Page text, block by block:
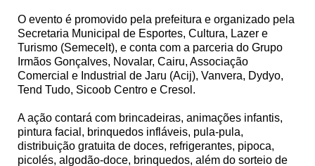
O evento é promovido pela prefeitura e organizado pela
Secretaria Municipal de Esportes, Cultura, Lazer e
Turismo (Semecelt), e conta com a parceria do Grupo
Irmãos Gonçalves, Novalar, Cairu, Associação
Comercial e Industrial de Jaru (Acij), Vanvera, Dydyo,
Tend Tudo, Sicoob Centro e Cresol.
A ação contará com brincadeiras, animações infantis,
pintura facial, brinquedos infláveis, pula-pula,
distribuição gratuita de doces, refrigerantes, pipoca,
picolés, algodão-doce, brinquedos, além do sorteio de